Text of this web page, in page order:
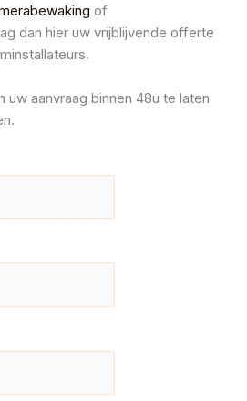
of
dan hier uw vrijblijvende offerte
uw aanvraag binnen 48u te laten